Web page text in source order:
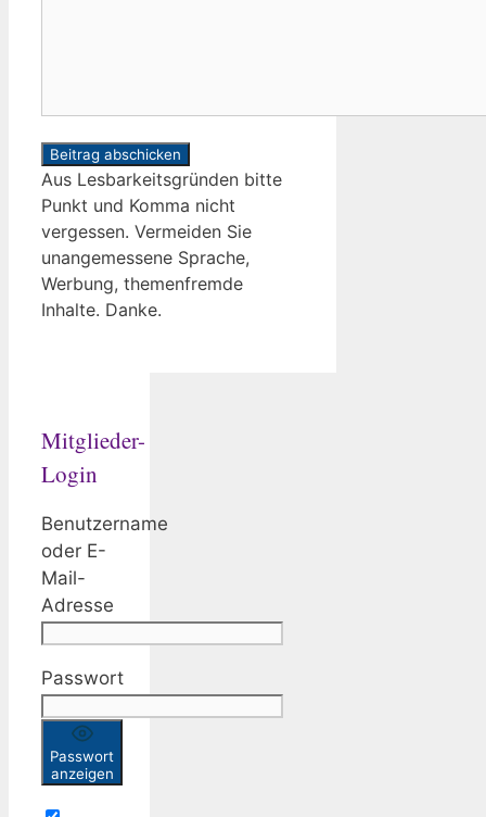
Aus Lesbarkeitsgründen bitte
Punkt und Komma nicht
vergessen. Vermeiden Sie
unangemessene Sprache,
Werbung, themenfremde
Inhalte. Danke.
Mitglieder-
Login
Benutzername
oder E-
Mail-
Adresse
Passwort
Passwort
anzeigen